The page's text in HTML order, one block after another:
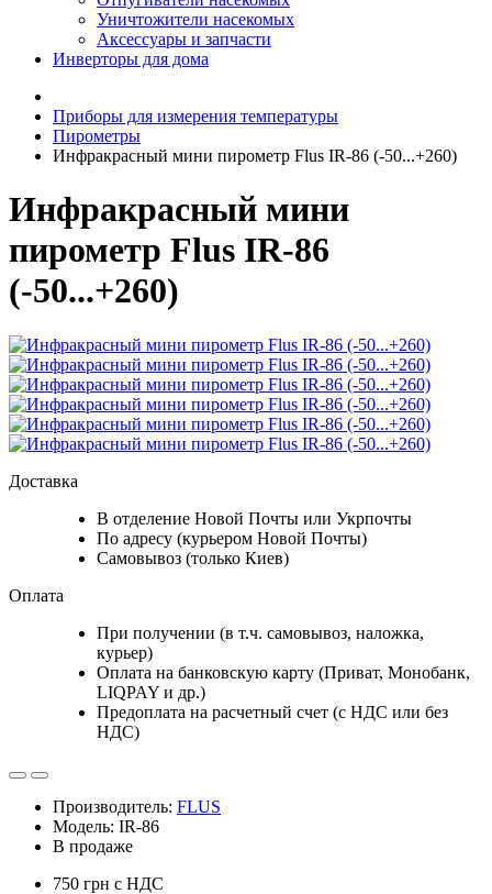
Уничтожители насекомых
Аксессуары и запчасти
Инверторы для дома
Приборы для измерения температуры
Пирометры
Инфракрасный мини пирометр Flus IR-86 (-50...+260)
Инфракрасный мини
пирометр Flus IR-86
(-50...+260)
Доставка
В отделение Новой Почты или Укрпочты
По адресу (курьером Новой Почты)
Самовывоз (только Киев)
Оплата
При получении (в т.ч. самовывоз, наложка,
курьер)
Оплата на банковскую карту (Приват, Монобанк,
LIQPAY и др.)
Предоплата на расчетный счет (с НДС или без
НДС)
Производитель: FLUS
Модель: IR-86
В продаже
750 грн с НДС